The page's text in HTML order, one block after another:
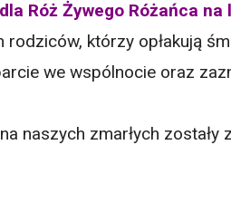
Róż Żywego Różańca na
rodziców, którzy opłakują
we wspólnocie oraz
naszych zmarłych zostały